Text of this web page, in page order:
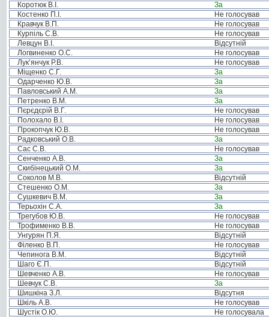
Коротюк В.І.
За
Костенко П.І.
Не голосував
Кравчук В.П.
Не голосував
Курпіль С.В.
Не голосував
Левцун В.І.
Відсутній
Логвиненко О.С.
Не голосував
Лук’янчук Р.В.
Не голосував
Міщенко С.Г.
За
Одарченко Ю.В.
За
Павловський А.М.
За
Петренко В.М.
За
Пєрєдєрій В.Г.
Не голосував
Полохало В.І.
Не голосував
Прокопчук Ю.В.
Не голосував
Радковський О.В.
За
Сас С.В.
Не голосував
Сенченко А.В.
За
Скибінецький О.М.
За
Соколов М.В.
Відсутній
Стешенко О.М.
За
Сушкевич В.М.
За
Терьохін С.А.
За
Трегубов Ю.В.
Не голосував
Трофименко В.В.
Не голосував
Унгурян П.Я.
Відсутній
Філенко В.П.
Не голосував
Чепинога В.М.
Відсутній
Шаго Є.П.
Відсутній
Шевченко А.В.
Не голосував
Шевчук С.В.
За
Шишкіна З.Л.
Відсутня
Шкіль А.В.
Не голосував
Шустік О.Ю.
Не голосувала